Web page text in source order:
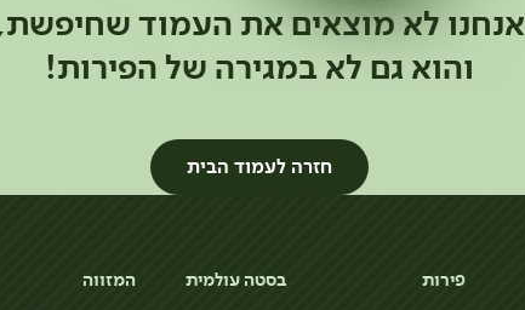
אנחנו לא מוצאים את העמוד
והוא גם לא במגירה של הפירות!
חזרה לעמוד הבית
פירות בסטה עולמית המזווה